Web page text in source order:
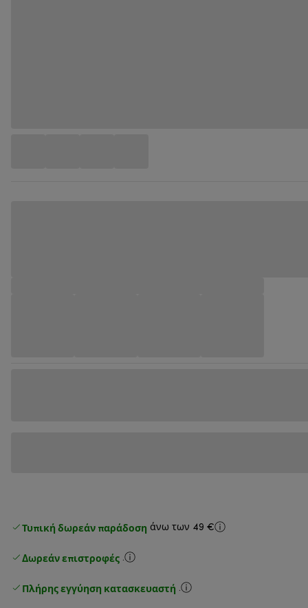
Τυπική δωρεάν παράδοση άνω των 49 €
Δωρεάν επιστροφές .
Πλήρης εγγύηση κατασκευαστή .